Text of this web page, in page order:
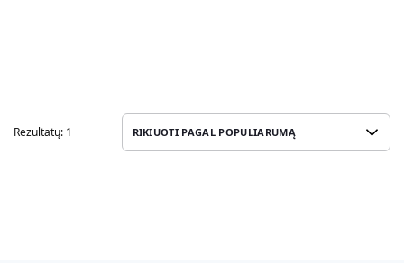
Rezultatų: 1